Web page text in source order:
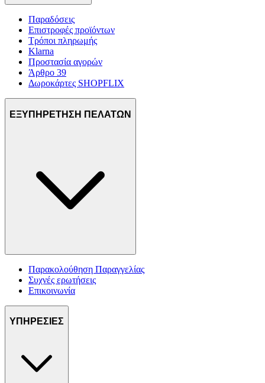
Παραδόσεις
Επιστροφές προϊόντων
Τρόποι πληρωμής
Klarna
Προστασία αγορών
Άρθρο 39
Δωροκάρτες SHOPFLIX
ΕΞΥΠΗΡΕΤΗΣΗ ΠΕΛΑΤΩΝ
Παρακολούθηση Παραγγελίας
Συχνές ερωτήσεις
Επικοινωνία
ΥΠΗΡΕΣΙΕΣ